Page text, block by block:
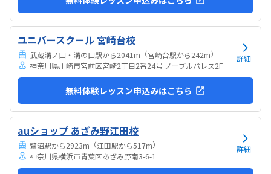
ユニバースクール 宮崎台校
武蔵溝ノ口・溝の口駅から2041m （宮崎台駅から242m）
神奈川県川崎市宮前区宮崎2丁目2番24号 ノーブルパレス2F
詳細
無料体験レッスン申込みはこちら
auショップ あざみ野江田校
鷺沼駅から2923m （江田駅から517m）
神奈川県横浜市青葉区あざみ野南3-6-1
詳細